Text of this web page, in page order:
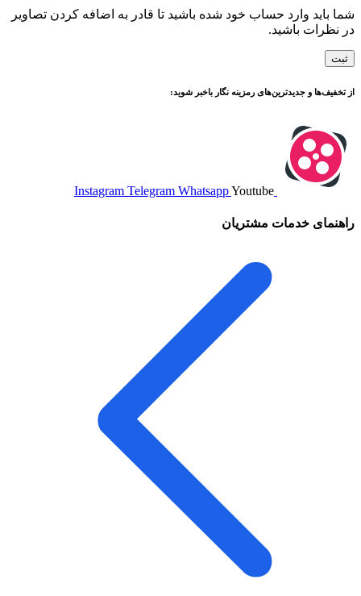
شما باید وارد حساب خود شده باشید تا قادر به اضافه کردن تصاویر
در نظرات باشید.
از تخفیف‌ها و جدیدترین‌های رمزینه نگار باخبر شوید:
Instagram Telegram WhatsappYoutube
راهنمای خدمات مشتریان